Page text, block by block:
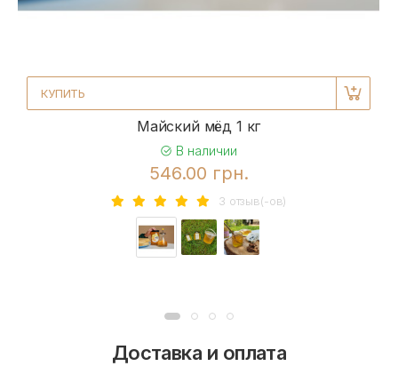
КУПИТЬ
Майский мёд 1 кг
В наличии
546.00 грн.
3 отзыв(-ов)
Доставка и оплата